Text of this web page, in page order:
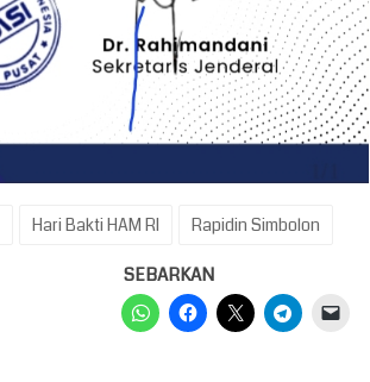
Hari Bakti HAM RI Rapidin Simbolon
SEBARKAN